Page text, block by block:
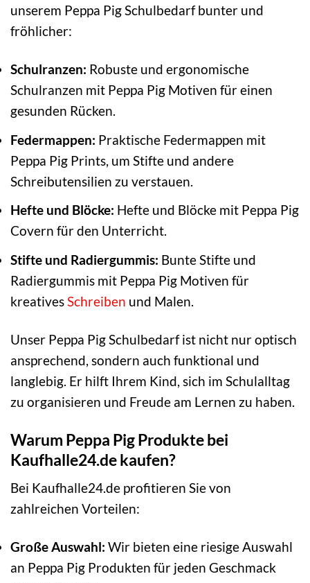
unserem Peppa Pig Schulbedarf bunter und
fröhlicher:
Schulranzen: Robuste und ergonomische
Schulranzen mit Peppa Pig Motiven für einen
gesunden Rücken.
Federmappen: Praktische Federmappen mit
Peppa Pig Prints, um Stifte und andere
Schreibutensilien zu verstauen.
Hefte und Blöcke: Hefte und Blöcke mit Peppa Pig
Covern für den Unterricht.
Stifte und Radiergummis: Bunte Stifte und
Radiergummis mit Peppa Pig Motiven für
kreatives Schreiben und Malen.
Unser Peppa Pig Schulbedarf ist nicht nur optisch
ansprechend, sondern auch funktional und
langlebig. Er hilft Ihrem Kind, sich im Schulalltag
zu organisieren und Freude am Lernen zu haben.
Warum Peppa Pig Produkte bei
Kaufhalle24.de kaufen?
Bei Kaufhalle24.de profitieren Sie von
zahlreichen Vorteilen:
Große Auswahl: Wir bieten eine riesige Auswahl
an Peppa Pig Produkten für jeden Geschmack